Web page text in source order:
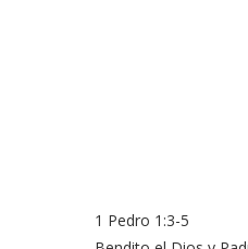
1 Pedro 1:3-5